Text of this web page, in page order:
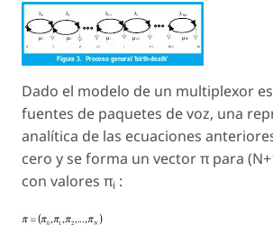
Dado el modelo de un multiplexor
fuentes de paquetes de voz, una
analítica de las ecuaciones
cero y se forma un vector π para
con valores πi :